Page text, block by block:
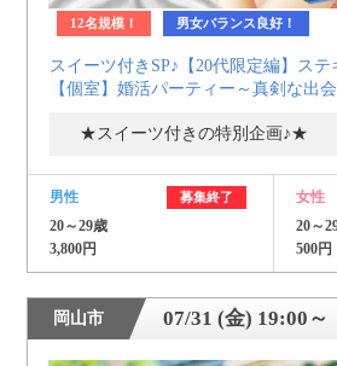
12名規模！ 男女バランス良好！
スイーツ付きSP♪【20代限定編】ス
【個室】婚活パーティー～真剣な出
★スイーツ付きの特別企画♪★
男性 募集終了
20～29歳
3,800円
女性
20～
500円
岡山市 07/31 (金) 19:00～